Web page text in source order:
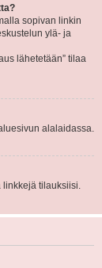
sopivan linkin
ylä- ja
lähetetään” tilaa
alalaidassa.
linkkejä tilauksiisi.